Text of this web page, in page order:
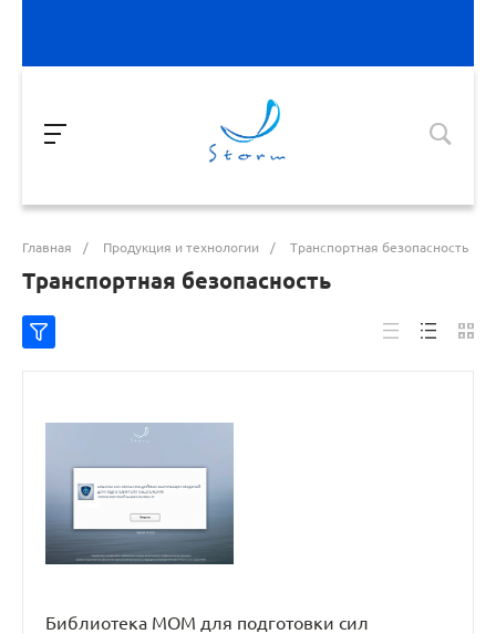
Главная / Продукция и технологии / Транспортная безопасность
Транспортная безопасность
Библиотека МОМ для подготовки сил